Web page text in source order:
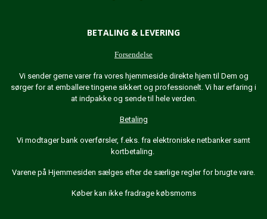
BETALING & LEVERING
Forsendelse
Vi sender gerne varer fra vores hjemmeside direkte hjem til Dem og
sørger for at emballere tingene sikkert og professionelt. Vi har erfaring i
at indpakke og sende til hele verden.
Betaling
Vi modtager bank overførsler, f.eks. fra elektroniske netbanker samt
kortbetaling.
Varene på Hjemmesiden sælges efter de særlige regler for brugte vare.
Køber kan ikke fradrage købsmoms